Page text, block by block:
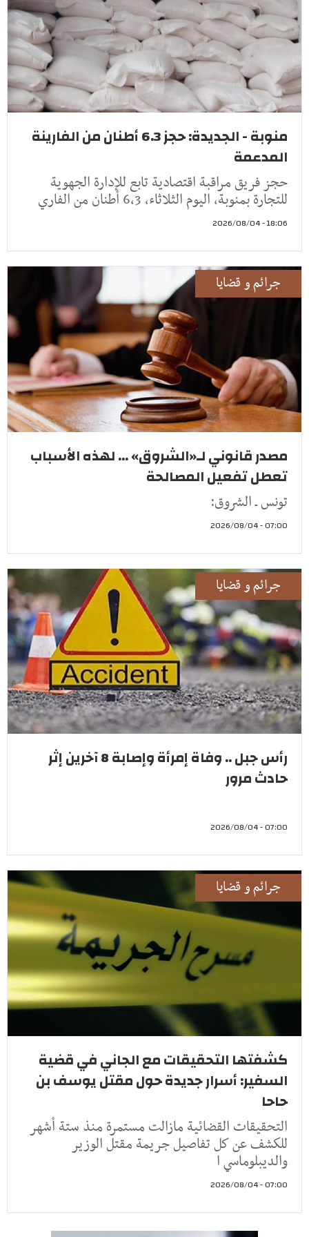
منوبة - الجديدة: حجز 6.3 أطنان من الفارينة
المدعمة
حجز فريق مراقبة اقتصادية تابع للإدارة الجهوية
للتجارة بمنوبة، اليوم الثلاثاء، 6,3 أطنان من الفاري
18:06 - 2026/08/04
جرائم و قضايا
مصدر قانوني لـ«الشروق» ... لهذه الأسباب
تعطل تفعيل المصالحة
تونس ـ الشروق:
07:00 - 2026/08/04
جرائم و قضايا
رأس جبل .. وفاة إمرأة وإصابة 8 آخرين إثر
حادث مرور
07:00 - 2026/08/04
جرائم و قضايا
كشفتها التحقيقات مع الجاني في قضية
السفير: أسرار جديدة حول مقتل يوسف بن
حاحا
التحقيقات القضائية مازالت مستمرة منذ ستة أشهر
للكشف عن كل تفاصيل جريمة مقتل الوزير
والديبلوماسي ا
07:00 - 2026/08/04